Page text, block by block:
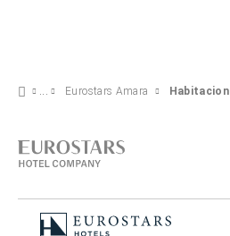
Eurostars Amara